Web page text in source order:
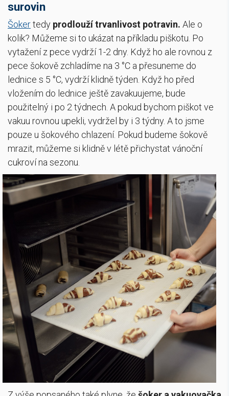
surovin
Šokertedy prodlouží trvanlivost potravin. Ale o
kolik? Můžeme si to ukázat na příkladu piškotu. Po
vytažení z pece vydrží 1-2 dny. Když ho ale rovnou z
pece šokově zchladíme na 3 °C a přesuneme do
lednice s 5 °C, vydrží klidně týden. Když ho před
vložením do lednice ještě zavakuujeme, bude
použitelný i po 2 týdnech. A pokud bychom piškot ve
vakuu rovnou upekli, vydržel by i 3 týdny. A to jsme
pouze u šokového chlazení. Pokud budeme šokově
mrazit, můžeme si klidně v létě přichystat vánoční
cukroví na sezonu.